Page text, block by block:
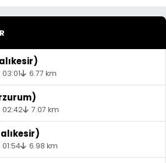
6.77 km
02:42 7.07 km
6.98 km